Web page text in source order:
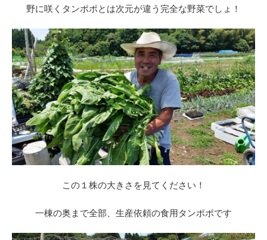
野に咲くタンポポとは次元が違う完全な野菜でしょ！
この１株の大きさを見てください！
一棟の奥まで全部、生産依頼の食用タンポポです